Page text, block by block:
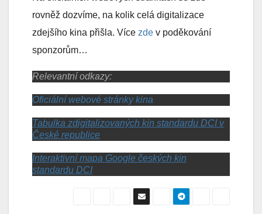
rovněž dozvíme, na kolik celá digitalizace
zdejšího kina přišla. Více zde v poděkování
sponzorům…
Relevantní odkazy:
Oficiální webové stránky kina
Tabulka zdigitalizovaných kin standardu DCI v
České republice
Interaktivní mapa Google českých kin
standardu DCI